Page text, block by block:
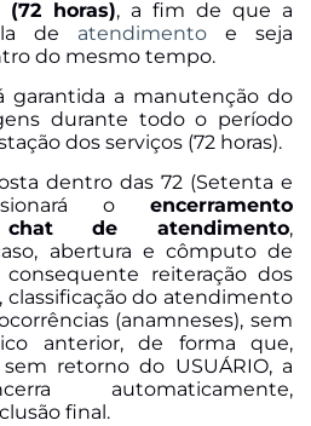
horas), a fim de que a
de atendimento e seja
do mesmo tempo.
garantida a manutenção do
durante todo o período
dos serviços (72 horas).
dentro das 72 (Setenta e
o encerramento
de atendimento,
abertura e cômputo de
reiteração dos
classificação do atendimento
(anamneses), sem
anterior, de forma que,
retorno do USUÁRIO, a
automaticamente,
final.